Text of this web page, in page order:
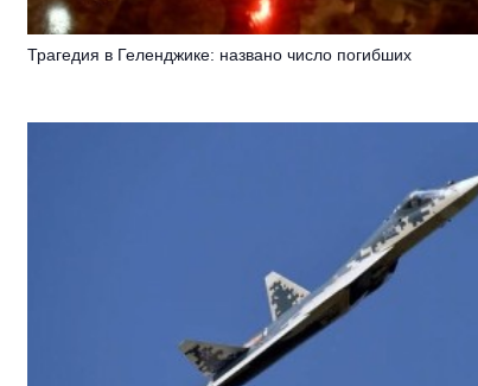
Трагедия в Геленджике: названо число погибших